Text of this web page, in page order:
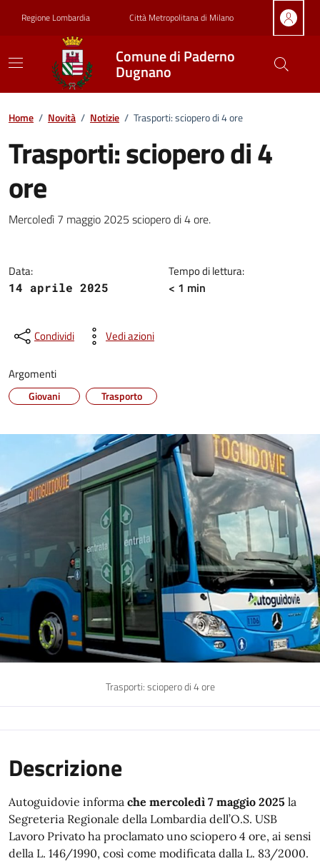
Regione Lombardia Città Metropolitana di Milano
Comune di Paderno
Dugnano
Home / Novità / Notizie / Trasporti: sciopero di 4 ore
Trasporti: sciopero di 4
ore
Dettagli della notizia
Mercoledì 7 maggio 2025 sciopero di 4 ore.
Data:
14 aprile 2025
Tempo di lettura:
< 1 min
Condividi Vedi azioni
Argomenti
Giovani Trasporto
Trasporti: sciopero di 4 ore
Descrizione
Autoguidovie informa che mercoledì 7 maggio 2025 la
Segreteria Regionale della Lombardia dell’O.S. USB
Lavoro Privato ha proclamato uno sciopero 4 ore, ai sensi
della L. 146/1990, così come modificata dalla L. 83/2000.